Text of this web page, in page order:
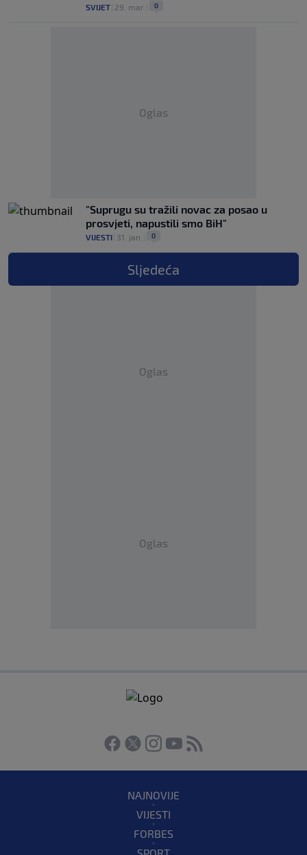
SVIJET 29. mar. 0
Oglas
"Suprugu su tražili novac za posao u
prosvjeti, napustili smo BiH"
VIJESTI 31. jan. 0
Sljedeća
Oglas
Oglas
NAJNOVIJE
VIJESTI
FORBES